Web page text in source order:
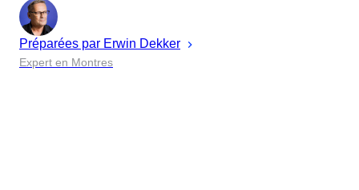
Préparées par Erwin Dekker
Expert en Montres